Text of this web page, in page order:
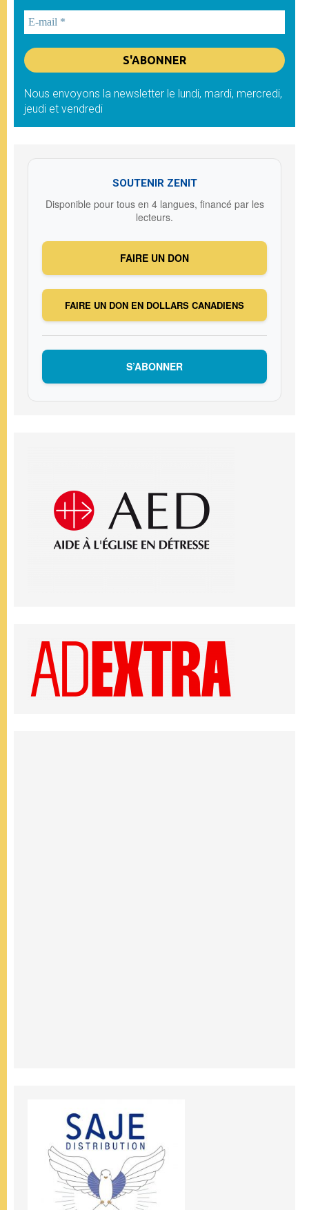
Nous envoyons la newsletter le lundi, mardi, mercredi,
jeudi et vendredi
SOUTENIR ZENIT
Disponible pour tous en 4 langues, financé par les
lecteurs.
FAIRE UN DON
FAIRE UN DON EN DOLLARS CANADIENS
S’ABONNER